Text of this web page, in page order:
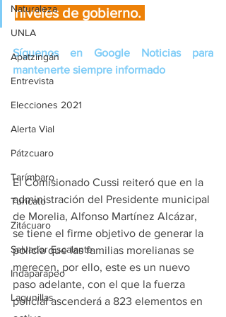
Naturaleza
UNLA
Apatzingán
Entrevista
Elecciones 2021
Alerta Vial
Pátzcuaro
Tarímbaro
Turicato
Zitácuaro
Salvador Escalante
Indaparapeo
Lagunillas
niveles de gobierno.
Síguenos en Google Noticias para
mantenerte siempre informado
El Comisionado Cussi reiteró que en la
administración del Presidente municipal
de Morelia, Alfonso Martínez Alcázar,
se tiene el firme objetivo de generar la
policía que las familias morelianas se
merecen, por ello, este es un nuevo
paso adelante, con el que la fuerza
policial ascenderá a 823 elementos en